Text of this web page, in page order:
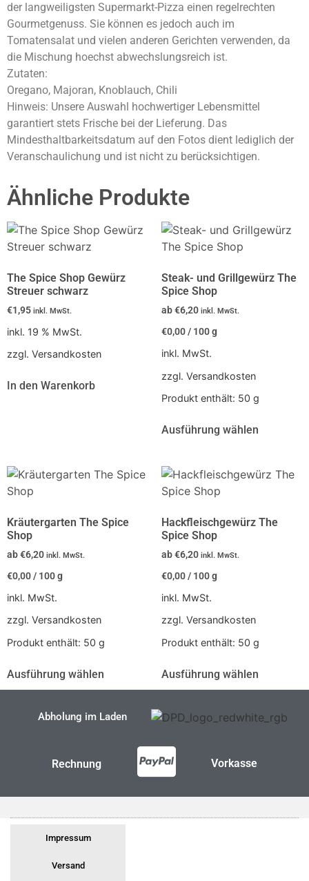
der langweiligsten Supermarkt-Pizza einen regelrechten
Gourmetgenuss. Sie können es jedoch auch im
Tomatensalat und vielen anderen Gerichten verwenden, da
die Mischung hoechst abwechslungsreich ist.
Zutaten:
Oregano, Majoran, Knoblauch, Chili
Hinweis: Unsere Auswahl hochwertiger Lebensmittel
garantiert stets Frische bei der Lieferung. Das
Mindesthaltbarkeitsdatum auf den Fotos dient lediglich der
Veranschaulichung und ist nicht zu berücksichtigen.
Ähnliche Produkte
The Spice Shop Gewürz
Streuer schwarz
€1,95 inkl. MwSt.
inkl. 19 % MwSt.
zzgl. Versandkosten
In den Warenkorb
Steak- und Grillgewürz The
Spice Shop
ab€6,20 inkl. MwSt.
€0,00/ 100g
inkl. MwSt.
zzgl. Versandkosten
Produkt enthält: 50 g
Ausführung wählen
Kräutergarten The Spice
Shop
ab€6,20 inkl. MwSt.
€0,00/ 100g
inkl. MwSt.
zzgl. Versandkosten
Produkt enthält: 50 g
Ausführung wählen
Hackfleischgewürz The
Spice Shop
ab€6,20 inkl. MwSt.
€0,00/ 100g
inkl. MwSt.
zzgl. Versandkosten
Produkt enthält: 50 g
Ausführung wählen
Abholung im Laden
Rechnung Vorkasse
Impressum
Versand